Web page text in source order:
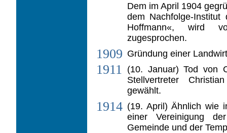
Dem im April 1904
dem Nachfolge-Institut
Hoffmann«, wird
zugesprochen.
1909 Gründung einer
1911 (10. Januar) Tod von
Stellvertreter
gewählt.
1914 (19. April) Ähnlich wie
einer Vereinigung
Gemeinde und der